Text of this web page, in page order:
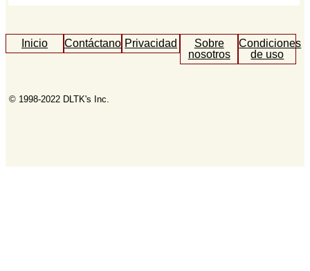
Inicio ContáctanosPrivacidad
Sobre
nosotros
Condiciones
de uso
© 1998-2022 DLTK's Inc.